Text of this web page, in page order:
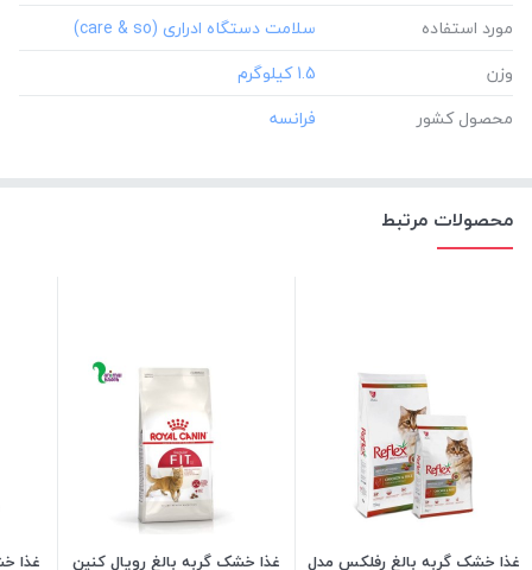
مورد استفاده
وزن
‎1.5 کیلوگرم
محصول کشور
محصولات مرتبط
غذا خشک گربه بالغ رفلکس مدل
غذا خشک گربه بالغ رویال کنین
غذا